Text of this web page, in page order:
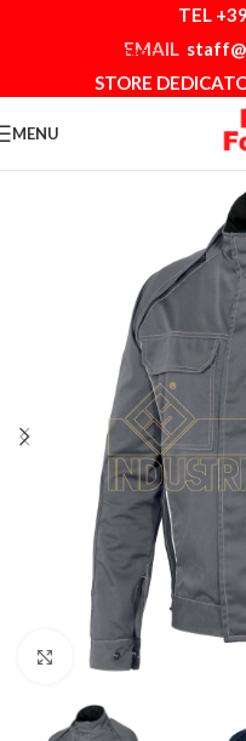
Skip to main content
TEL
EMAIL
STORE
MENU
Clicca per ingrandire